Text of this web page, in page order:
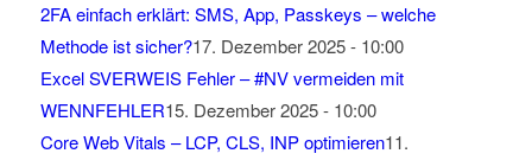
2FA einfach erklärt: SMS, App, Passkeys – welche
Methode ist sicher?17. Dezember 2025 - 10:00
Excel SVERWEIS Fehler – #NV vermeiden mit
WENNFEHLER15. Dezember 2025 - 10:00
Core Web Vitals – LCP, CLS, INP optimieren11.